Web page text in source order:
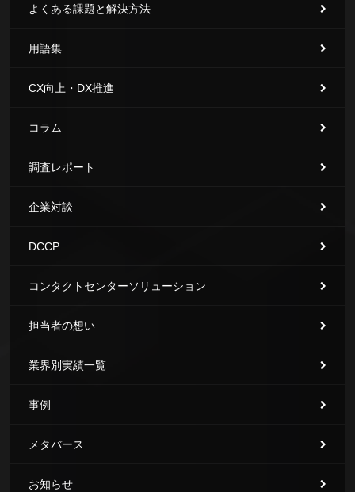
よくある課題と解決方法
用語集
CX向上・DX推進
コラム
調査レポート
企業対談
DCCP
コンタクトセンターソリューション
担当者の想い
業界別実績一覧
事例
メタバース
お知らせ